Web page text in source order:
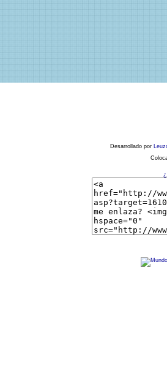
Desarrollado por